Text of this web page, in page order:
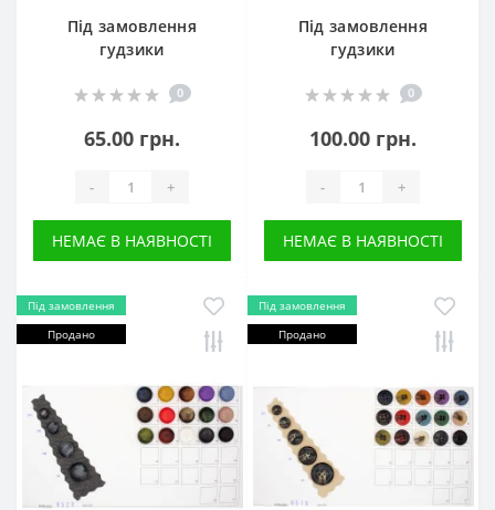
Під замовлення
гудзики
0
65.00 грн.
- +
НЕМАЄ В НАЯВНОСТІ
Під замовлення
гудзики
0
100.00 грн.
- +
НЕМАЄ В НАЯВНОСТІ
Під замовлення
Продано
Під замовлення
Продано